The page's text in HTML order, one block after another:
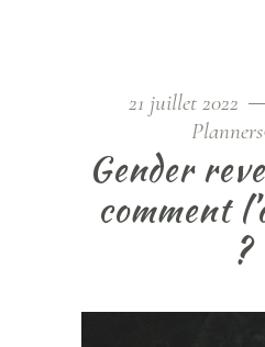
21 juillet 2022
Gender
comment
?